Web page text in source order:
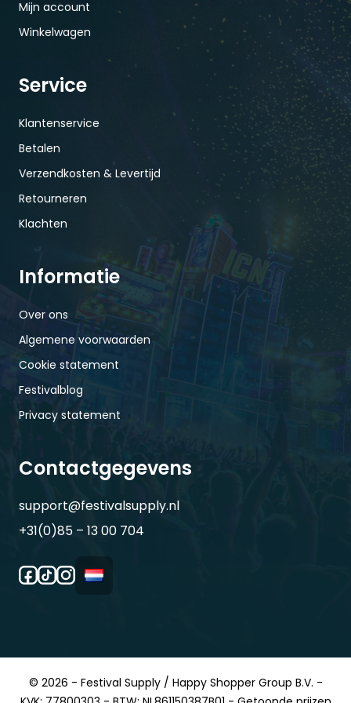
Mijn account
Winkelwagen
Service
Klantenservice
Betalen
Verzendkosten & Levertijd
Retourneren
Klachten
Informatie
Over ons
Algemene voorwaarden
Cookie statement
Festivalblog
Privacy statement
Contactgegevens
support@festivalsupply.nl
+31(0)85 – 13 00 704
© 2026 - Festival Supply / Happy Shopper Group B.V. -